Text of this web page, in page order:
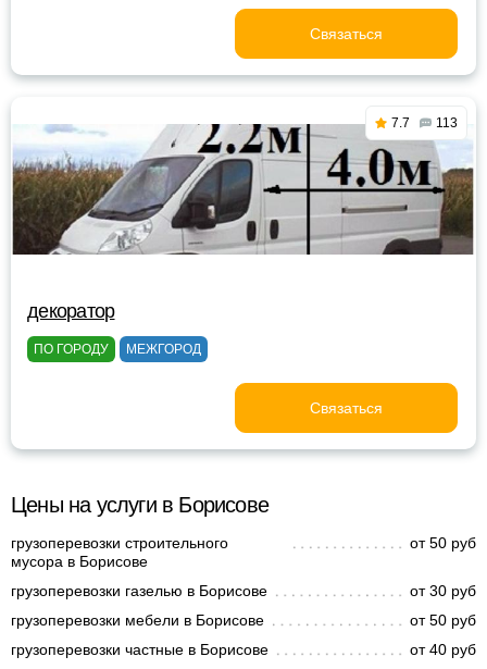
Связаться
7.7 113
декоратор
ПО ГОРОДУ МЕЖГОРОД
Связаться
Цены на услуги в Борисове
грузоперевозки строительного
мусора в Борисове
от 50 руб
грузоперевозки газелью в Борисове
от 30 руб
грузоперевозки мебели в Борисове
от 50 руб
грузоперевозки частные в Борисове
от 40 руб